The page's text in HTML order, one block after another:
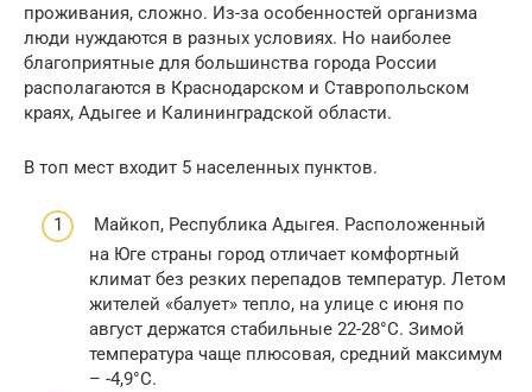
проживания, сложно. Из-за особенностей организма
люди нуждаются в разных условиях. Но наиболее
благоприятные для большинства города России
располагаются в Краснодарском и Ставропольском
краях, Адыгее и Калининградской области.
В топ мест входит 5 населенных пунктов.
Майкоп, Республика Адыгея. Расположенный
на Юге страны город отличает комфортный
климат без резких перепадов температур. Летом
жителей «балует» тепло, на улице с июня по
август держатся стабильные 22-28°С. Зимой
температура чаще плюсовая, средний максимум
– -4,9°С.